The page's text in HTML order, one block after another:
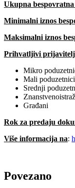
Ukupna bespovratna
Minimalni iznos
Maksimalni iznos
Prihvatljivi
Mikro
Mali poduzetnici
Srednji
Građani
Rok za predaju
Više informacija na:
Povezano